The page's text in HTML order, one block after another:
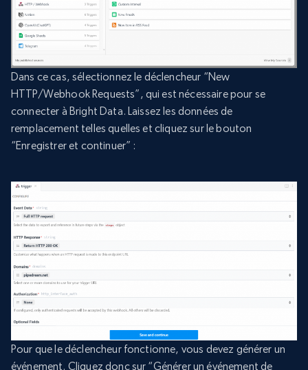
Dans ce cas, sélectionnez le déclencheur “New
HTTP/Webhook Requests”, qui est nécessaire pour se
connecter à Bright Data. Laissez les données de
remplacement telles quelles et cliquez sur le bouton
“Enregistrer et continuer” :
Pour que le déclencheur fonctionne, vous devez générer un
événement. Cliquez donc sur “Générer un événement de